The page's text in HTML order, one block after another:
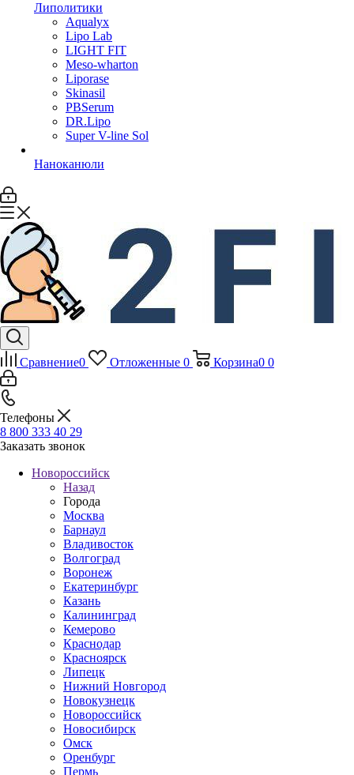
Липолитики
Aqualyx
Lipo Lab
LIGHT FIT
Meso-wharton
Liporase
Skinasil
PBSerum
DR.Lipo
Super V-line Sol
Наноканюли
Сравнение0 Отложенные 0 Корзина0 0
Телефоны
8 800 333 40 29
Заказать звонок
Новороссийск
Назад
Города
Москва
Барнаул
Владивосток
Волгоград
Воронеж
Екатеринбург
Казань
Калининград
Кемерово
Краснодар
Красноярск
Липецк
Нижний Новгород
Новокузнецк
Новороссийск
Новосибирск
Омск
Оренбург
Пермь